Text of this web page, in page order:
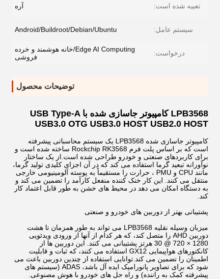
تعبیه شده است: آره
سیستم عامل: Android/Buildroot/Debian/Ubuntu
درخواست:
Edge AI Computing/خانه هوشمند و خرده
فروشی
توضیحات محصول
LPB3568 کامپیوتر جاسازی شده با USB Type-A
USB3.0 OTG USB3.0 HOST USB2.0 HOST
کامپیوتر جاسازی شده LPB3568 یک سیستم محاسباتی پیشرفته
است که بر اساس پلت فرم Rockchip RK3568 ساخته شده است و
برای کاربردهای صنعتی و خودرو طراحی شده است.از یک ساختار
نوآورانه تبعید گرما استفاده می کند که در آن اجزای کلیدی تولید گرما،
مانند CPU و PMU ، حرارت را مستقیماً به پوسته آلومینیومی خارجی
منتقل می کنند. این کار خنک کننده منفعل کارآمد را تضمین می کند و
به دستگاه امکان می دهد در محیط های خشن به طور قابل اعتماد کار
کند.
پشتیبانی بهتر از دوربین های خودرو و صنعتی
میزبان وسیله نقلیه LPB3568 می تواند به طور همزمان تا هشت
دوربین AHD را متصل کند، که هر کدام از آنها از ورودی ویدئویی
1280 × 720 @ 30 هرتز پشتیبانی می کنند. این دوربین ها از
کانکتورهای هواپیمایی GX12 استفاده می کنند، که ثبات و قابلیت
اطمینان را تضمین می کند.توانایی استفاده از چندین دوربین باعث می
شود که برای تصاویر پانورامیک ایده آل باشد، ADAS (سیستم های
پیشرفته کمک به راننده) و راه حل های خودرو با هوش مصنوعی.